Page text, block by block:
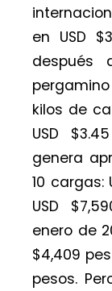
en USD
después
kilos de
USD
genera
10 cargas:
USD
enero de
$4,409
pesos.